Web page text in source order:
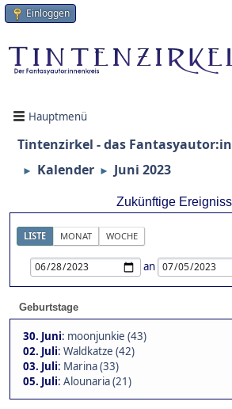
Einloggen
Hauptmenü
Tintenzirkel - das
► Kalender ► Juni 2023
Zukünftige
LISTE MONAT WOCHE
an
Geburtstage
30. Juni: moonjunkie (43)
02. Juli: Waldkatze (42)
03. Juli: Marina (33)
05. Juli: Alounaria (21)